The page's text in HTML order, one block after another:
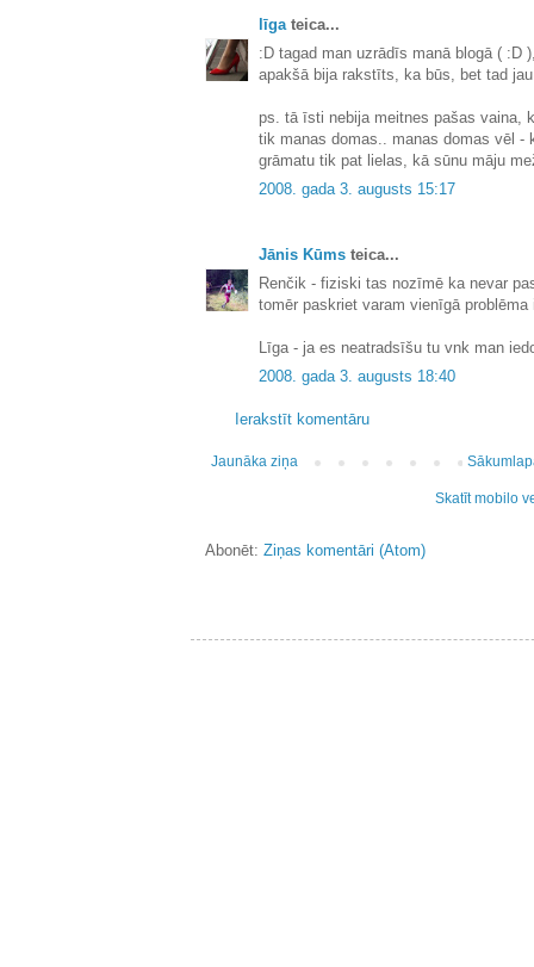
līgateica...
:D tagad man uzrādīs manā blogā ( :D
apakšā bija rakstīts, ka būs, bet tad
ps. tā īsti nebija meitnes pašas vaina,
tik manas domas.. manas domas vēl -
grāmatu tik pat lielas, kā sūnu māju
2008. gada 3. augusts 15:17
Jānis Kūms teica...
Renčik - fiziski tas nozīmē ka nevar
tomēr paskriet varam vienīgā
Līga - ja es neatradsīšu tu vnk man
2008. gada 3. augusts 18:40
Ierakstīt komentāru
Jaunāka ziņa
Skatīt mobilo
Abonēt: Ziņas komentāri (Atom)